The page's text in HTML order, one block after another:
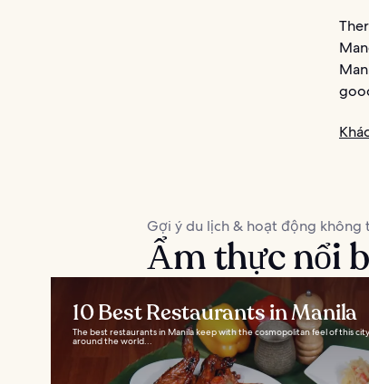
Gợi ý du lịch & hoạt động không
Ẩm thực nổi
10 Best Restaurants in Manila
The best restaurants in Manila keep with the cosmopolitan feel of this
around the world...